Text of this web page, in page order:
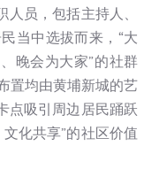
员，包括主持人、
当中选拔而来，“大
晚会为大家”的社群
置均由黄埔新城的艺
点吸引周边居民踊跃
化共享”的社区价值